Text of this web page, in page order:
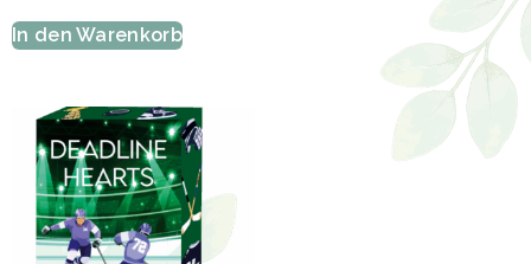
In den Warenkorb